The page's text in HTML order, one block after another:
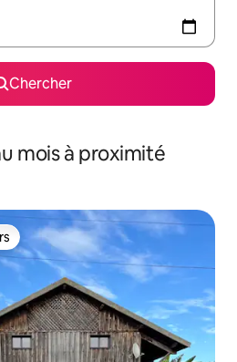
Chercher
mois à proximité